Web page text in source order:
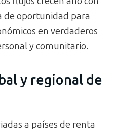
de oportunidad para
en verdaderos
y comunitario.
y regional de
a países de renta